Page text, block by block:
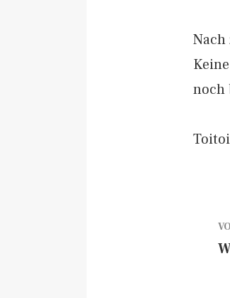
Nach
noch